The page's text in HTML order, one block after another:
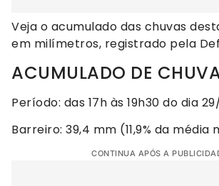
Veja o acumulado das chuvas
em milímetros, registrado pela
ACUMULADO DE
Período: das 17h às 19h30 do dia
Barreiro: 39,4 mm (11,9% da média
CONTINUA APÓS A